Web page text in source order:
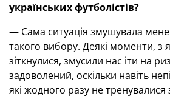
українських футболістів?
— Сама ситуація змушувала
такого вибору. Деякі моменти, з
зіткнулися, змусили нас іти на
задоволений, оскільки навіть
які жодного разу не